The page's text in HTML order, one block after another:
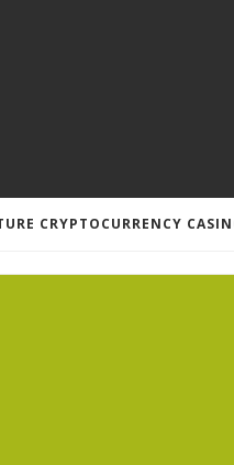
CRYPTOCURRENCY